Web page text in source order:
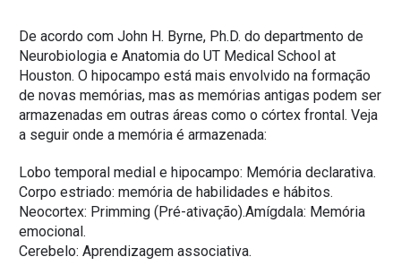
De acordo com John H. Byrne, Ph.D. do departmento de
Neurobiologia e Anatomia do UT Medical School at
Houston. O hipocampo está mais envolvido na formação
de novas memórias, mas as memórias antigas podem ser
armazenadas em outras áreas como o córtex frontal. Veja
a seguir onde a memória é armazenada:
Lobo temporal medial e hipocampo: Memória declarativa.
Corpo estriado: memória de habilidades e hábitos.
Neocortex: Primming (Pré-ativação).Amígdala: Memória
emocional.
Cerebelo: Aprendizagem associativa.